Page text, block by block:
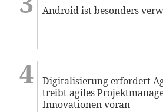
Android ist besonders
Digitalisierung erfordert
treibt agiles
Innovationen voran